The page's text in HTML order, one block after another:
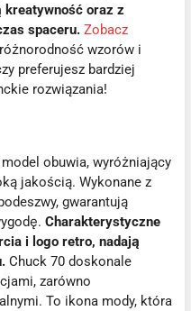
oraz z
spaceru. Zobacz
wzorów i
preferujesz bardziej
rozwiązania!
obuwia, wyróżniający
jakością. Wykonane z
gwarantują
Charakterystyczne
i logo retro, nadają
Chuck 70 doskonale
zarówno
To ikona mody, która